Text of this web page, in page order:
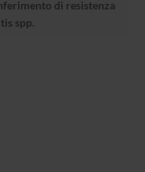
di resistenza
spp.